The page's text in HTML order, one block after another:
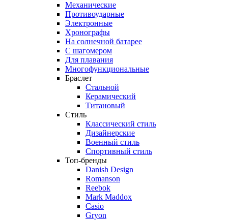
Механические
Противоударные
Электронные
Хронографы
На солнечной батарее
С шагомером
Для плавания
Многофункциональные
Браслет
Стальной
Керамический
Титановый
Стиль
Классический стиль
Дизайнерские
Военный стиль
Спортивный стиль
Топ-бренды
Danish Design
Romanson
Reebok
Mark Maddox
Casio
Gryon